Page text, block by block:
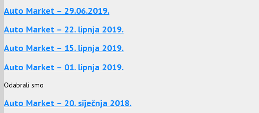
Auto Market – 29.06.2019.
Auto Market – 22. lipnja 2019.
Auto Market – 15. lipnja 2019.
Auto Market – 01. lipnja 2019.
Odabrali smo
Auto Market – 20. siječnja 2018.